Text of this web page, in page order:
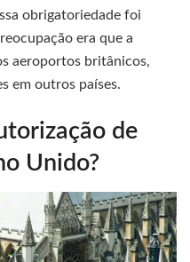
obrigatoriedade foi
era que a
aeroportos britânicos,
em outros países.
de
Unido?